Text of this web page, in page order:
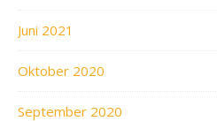
Juni 2021
Oktober 2020
September 2020